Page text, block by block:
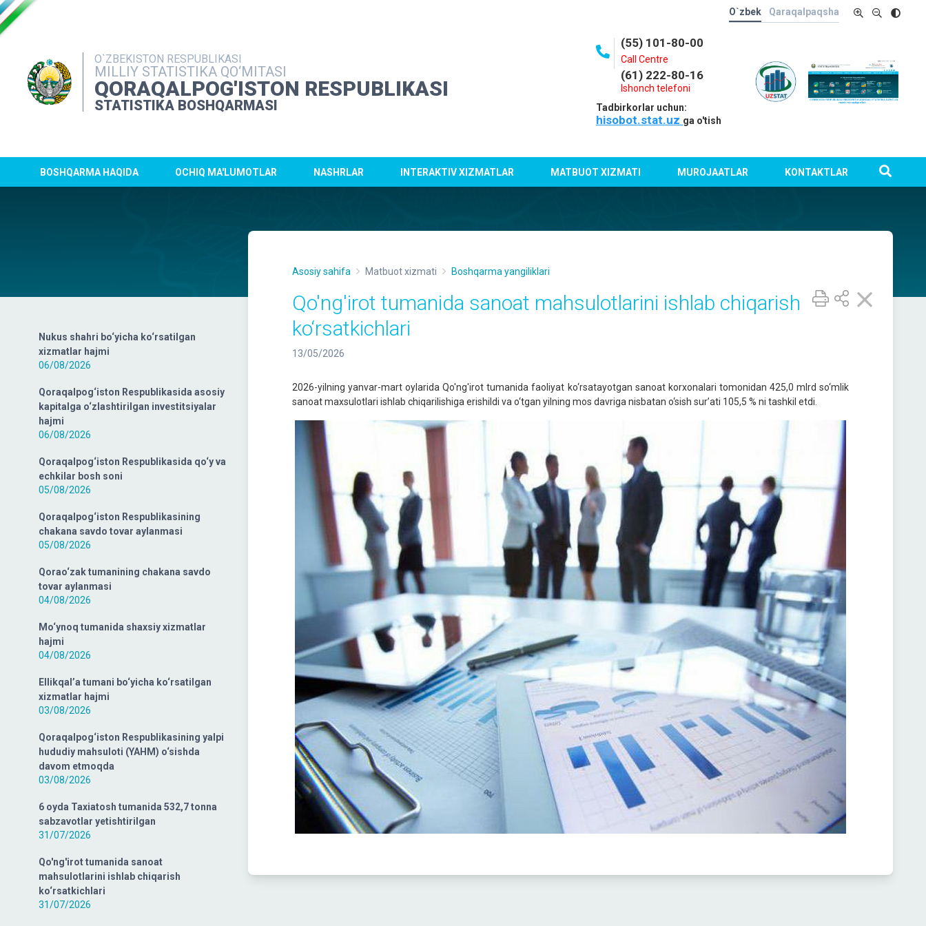
O`zbek Qaraqalpaqsha
O`ZBEKISTON RESPUBLIKASI
MILLIY STATISTIKA QO‘MITASI
QORAQALPOG'ISTON RESPUBLIKASI
STATISTIKA BOSHQARMASI
(55) 101-80-00
Call Centre
(61) 222-80-16
Ishonch telefoni
Tadbirkorlar uchun:
hisobot.stat.uz ga o'tish
BOSHQARMA HAQIDA OCHIQ MA'LUMOTLAR NASHRLAR INTERAKTIV XIZMATLAR MATBUOT XIZMATI MUROJAATLAR KONTAKTLAR
Nukus shahri bo‘yicha ko‘rsatilgan
xizmatlar hajmi
06/08/2026
Qoraqalpog‘iston Respublikasida asosiy
kapitalga o‘zlashtirilgan investitsiyalar
hajmi
06/08/2026
Qoraqalpog‘iston Respublikasida qo‘y va
echkilar bosh soni
05/08/2026
Qoraqalpog‘iston Respublikasining
chakana savdo tovar aylanmasi
05/08/2026
Qorao‘zak tumanining chakana savdo
tovar aylanmasi
04/08/2026
Mo‘ynoq tumanida shaxsiy xizmatlar
hajmi
04/08/2026
Ellikqal’a tumani bo‘yicha ko‘rsatilgan
xizmatlar hajmi
03/08/2026
Qoraqalpog‘iston Respublikasining yalpi
hududiy mahsuloti (YAHM) o‘sishda
davom etmoqda
03/08/2026
6 oyda Taxiatosh tumanida 532,7 tonna
sabzavotlar yetishtirilgan
31/07/2026
Qo'ng'irot tumanida sanoat
mahsulotlarini ishlab chiqarish
ko‘rsatkichlari
31/07/2026
Asosiy sahifa Matbuot xizmati Boshqarma yangiliklari
Qo'ng'irot tumanida sanoat mahsulotlarini ishlab chiqarish
ko‘rsatkichlari
13/05/2026
2026-yilning yanvar-mart oylarida Qo'ng'irot tumanida faoliyat ko‘rsatayotgan sanoat korxonalari tomonidan 425,0 mlrd so‘mlik
sanoat maxsulotlari ishlab chiqarilishiga erishildi va o‘tgan yilning mos davriga nisbatan o‘sish sur’ati 105,5 % ni tashkil etdi.